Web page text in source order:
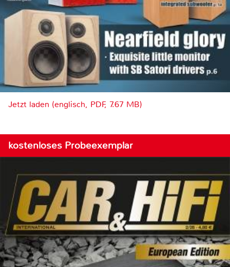
Jetzt laden (englisch, PDF, 7.67 MB)
kostenloses Probeexemplar